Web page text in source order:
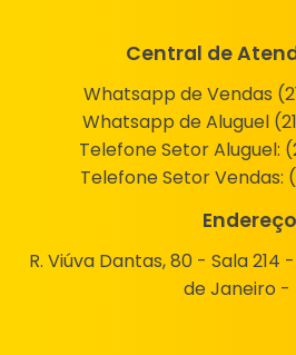
Central de
Whatsapp de Vendas
Whatsapp de Aluguel
Telefone Setor Aluguel:
Telefone Setor Vendas:
Endereço
R. Viúva Dantas, 80 - Sala 214
de Janeiro -